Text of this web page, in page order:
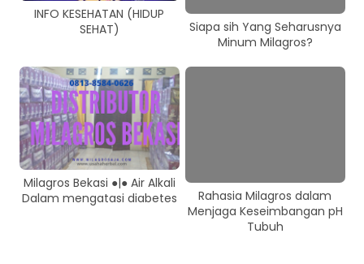
INFO KESEHATAN (HIDUP
SEHAT)
Siapa sih Yang Seharusnya
Minum Milagros?
Milagros Bekasi ●|● Air Alkali
Dalam mengatasi diabetes
Rahasia Milagros dalam
Menjaga Keseimbangan pH
Tubuh